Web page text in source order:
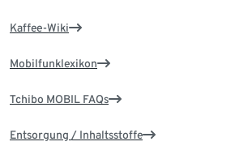
Kaffee-Wiki
Mobilfunklexikon
Tchibo MOBIL FAQs
Entsorgung / Inhaltsstoffe